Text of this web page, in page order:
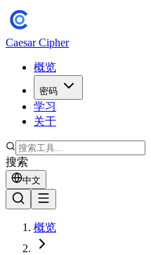
Caesar Cipher
概览
密码
学习
关于
搜索
中文
概览